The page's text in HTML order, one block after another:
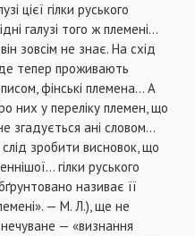
цієї гілки руського
галузі того ж племені...
зовсім не знає. На схід
тепер проживають
фінські племена... А
них у переліку племен, що
згадується ані словом...
слід зробити висновок, що
гілки руського
називає її
— М. Л.), ще не
— «визнання